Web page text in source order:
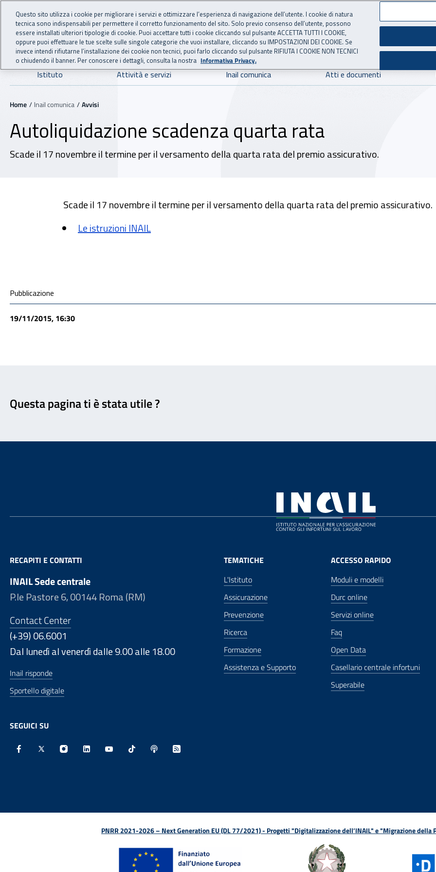
Vai al menu principale
Vai al contenuto principale
INAIL - Istituto Nazionale per l'Assicurazione
Navigazione principale
Istituto Attività e servizi Inail comunica Atti e documenti
Navigazione - Ti trovi in:
Home Inail comunica Avvisi
Autoliquidazione scadenza quarta rata
Scade il 17 novembre il termine per il versamento della quarta rata del premio assicurativo.
Scade il 17 novembre il termine per il versamento della quarta rata del premio assicurativo.
Le istruzioni INAIL
Condivisione social
Pubblicazione
19/11/2015, 16:30
Questa pagina ti è stata utile ?
RECAPITI E CONTATTI
INAIL Sede centrale
P.le Pastore 6, 00144 Roma (RM)
Contact Center
(+39) 06.6001
Dal lunedì al venerdì dalle 9.00 alle 18.00
Inail risponde
Sportello digitale
SEGUICI SU
TEMATICHE
L'Istituto
Assicurazione
Prevenzione
Ricerca
Formazione
Assistenza e Supporto
ACCESSO RAPIDO
Moduli e modelli
Durc online
Servizi online
Faq
Open Data
Casellario centrale infortuni
Superabile
PNRR 2021-2026 – Next Generation EU (DL 77/2021) - Progetti "Digitalizzazione dell’INAIL" e "Migrazione della
Questo sito utilizza i cookie per migliorare i servizi e ottimizzare l’esperienza di navigazione dell’utente. I cookie di natura
tecnica sono indispensabili per permettere il corretto funzionamento del sito. Solo previo consenso dell’utente, possono
essere installati ulteriori tipologie di cookie. Puoi accettare tutti i cookie cliccando sul pulsante ACCETTA TUTTI I COOKIE,
oppure puoi effettuare le tue scelte sulle singole categorie che vuoi installare, cliccando su IMPOSTAZIONI DEI COOKIE. Se
invece intendi rifiutarne l’installazione dei cookie non tecnici, puoi farlo cliccando sul pulsante RIFIUTA I COOKIE NON TECNICI
o chiudendo il banner. Per conoscere i dettagli, consulta la nostra Informativa Privacy.